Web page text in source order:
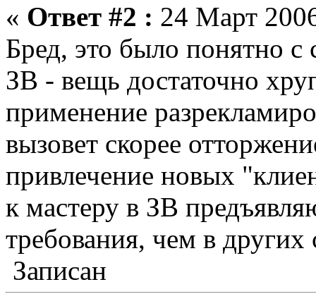
« Ответ #2 : 24 Март
Бред, это было понятно с
ЗВ - вещь достаточно
применение
вызовет скорее
привлечение новых
к мастеру в ЗВ
требования, чем в других
Записан